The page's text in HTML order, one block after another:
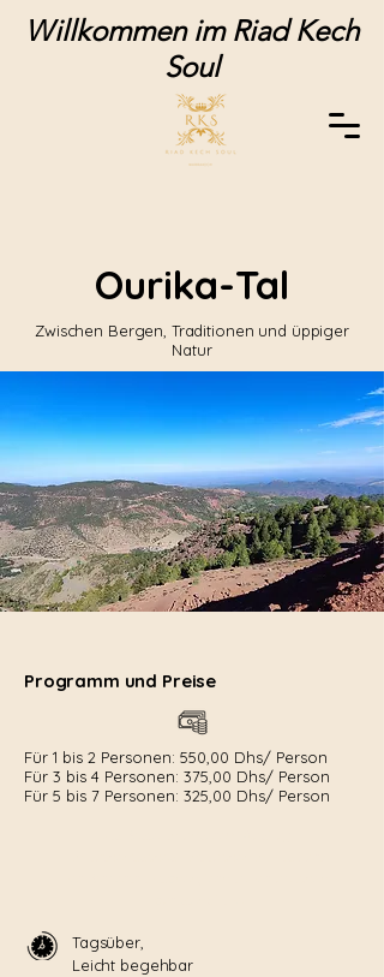
Willkommen im Riad Kech
Soul
Ourika-Tal
Zwischen Bergen, Traditionen und üppiger
Natur
Programm und Preise
Für 1 bis 2 Personen: 550,00 Dhs/ Person
Für 3 bis 4 Personen: 375,00 Dhs/ Person
Für 5 bis 7 Personen: 325,00 Dhs/ Person
Tagsüber,
Leicht begehbar